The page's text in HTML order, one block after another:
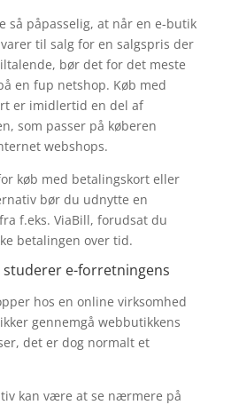
så påpasselig, at når en e-butik
til salg for en salgspris der
bør det for det meste
en fup netshop. Køb med
er imidlertid en del af
som passer på køberen
webshops.
køb med betalingskort eller
bør du udnytte en
f.eks. ViaBill, forudsat du
betalingen over tid.
studerer e-forretningens
hos en online virksomhed
gennemgå webbutikkens
det er dog normalt et
kan være at se nærmere på